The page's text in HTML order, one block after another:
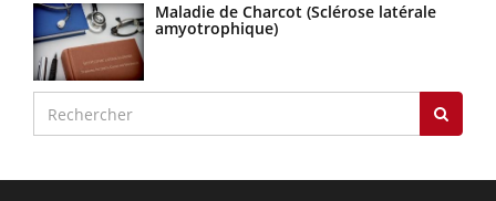
Maladie de Charcot (Sclérose latérale
amyotrophique)